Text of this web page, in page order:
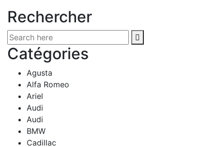
Rechercher
Catégories
Agusta
Alfa Romeo
Ariel
Audi
Audi
BMW
Cadillac